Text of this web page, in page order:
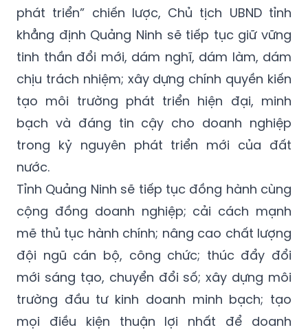
phát triển” chiến lược, Chủ tịch UBND tỉnh
khẳng định Quảng Ninh sẽ tiếp tục giữ vững
tinh thần đổi mới, dám nghĩ, dám làm, dám
chịu trách nhiệm; xây dựng chính quyền kiến
tạo môi trường phát triển hiện đại, minh
bạch và đáng tin cậy cho doanh nghiệp
trong kỷ nguyên phát triển mới của đất
nước.
Tỉnh Quảng Ninh sẽ tiếp tục đồng hành cùng
cộng đồng doanh nghiệp; cải cách mạnh
mẽ thủ tục hành chính; nâng cao chất lượng
đội ngũ cán bộ, công chức; thúc đẩy đổi
mới sáng tạo, chuyển đổi số; xây dựng môi
trường đầu tư kinh doanh minh bạch; tạo
mọi điều kiện thuận lợi nhất để doanh